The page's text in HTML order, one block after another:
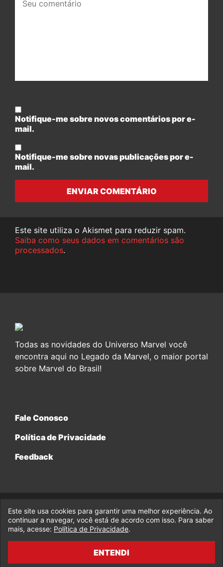
comentário:
Notifique-me sobre novos comentários por e-
mail.
Notifique-me sobre novas publicações por e-
mail.
ENVIAR COMENTÁRIO
Este site utiliza o Akismet para reduzir spam.
Saiba como seus dados em comentários são
processados.
Todas as novidades do Universo Marvel você
encontra aqui no Legado da Marvel, o maior portal
sobre Marvel do Brasil!
Fale Conosco
Política de Privacidade
Feedback
© 2017-2026 Legado da Marvel, uma empresa da Legado
Enterprises.
fabiolobo
Este site usa cookies para garantir uma melhor experiência. Ao
continuar a navegar, você está de acordo com isso. Para saber
mais, acesse: Política de Privacidade.
ENTENDI